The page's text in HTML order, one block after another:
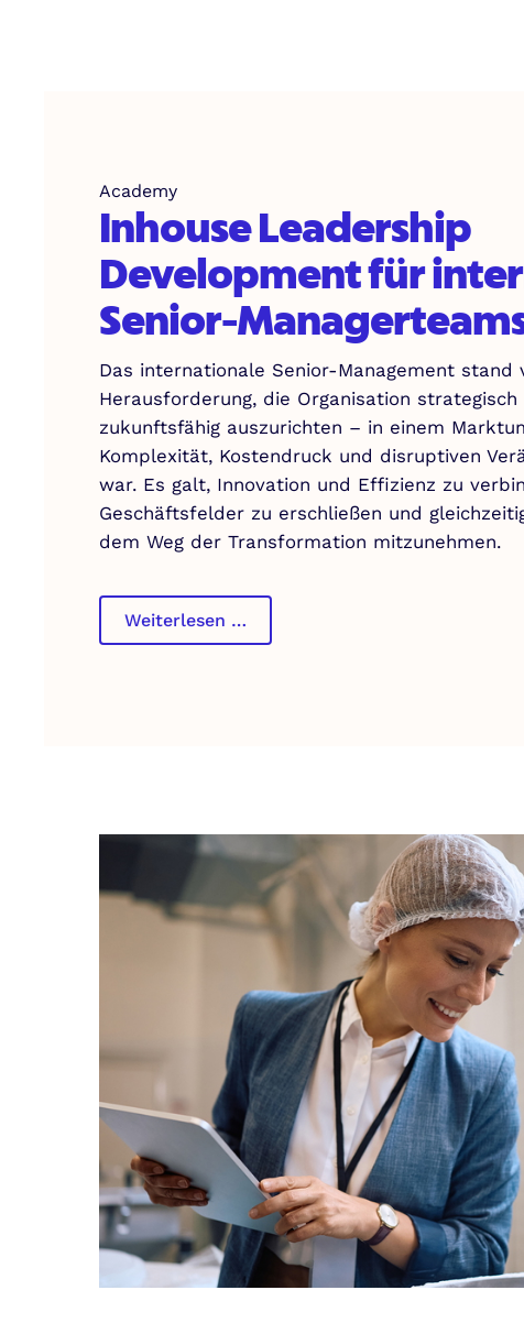
Academy
Inhouse Leadership
Development für
Senior-
Das internationale Senior-Management stand
Herausforderung, die Organisation
zukunftsfähig auszurichten – in einem
Komplexität, Kostendruck und disruptiven
war. Es galt, Innovation und Effizienz zu
Geschäftsfelder zu erschließen und
dem Weg der Transformation mitzunehmen.
Weiterlesen …
Leadership